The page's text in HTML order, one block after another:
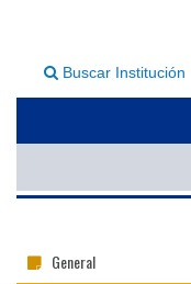
Buscar Institución
General